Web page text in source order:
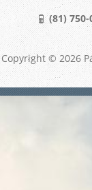
(81) 750-
Copyright © 2026